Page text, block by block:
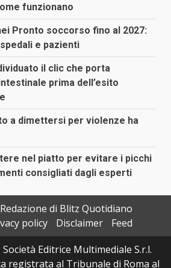
funzionano
Pronto soccorso fino al 2027:
e pazienti
il clic che porta
prima dell’esito
a dimettersi per violenze ha
nel piatto per evitare i picchi
consigliati dagli esperti
di Blitz Quotidiano
policy Disclaimer
Feed
Editrice Multimediale S.r.l.
registrata al Tribunale di Roma al